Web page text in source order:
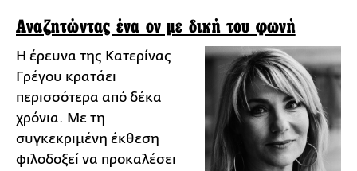
Αναζητώντας ένα ον με δική του φωνή
Η έρευνα της Κατερίνας
Γρέγου κρατάει
περισσότερα από δέκα
χρόνια. Με τη
συγκεκριμένη έκθεση
φιλοδοξεί να προκαλέσει